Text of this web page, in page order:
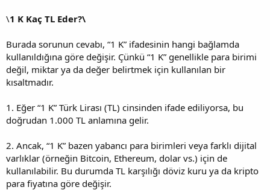
\1 K Kaç TL Eder?\
Burada sorunun cevabı, “1 K” ifadesinin hangi bağlamda
kullanıldığına göre değişir. Çünkü “1 K” genellikle para birimi
değil, miktar ya da değer belirtmek için kullanılan bir
kısaltmadır.
1. Eğer “1 K” Türk Lirası (TL) cinsinden ifade ediliyorsa, bu
doğrudan 1.000 TL anlamına gelir.
2. Ancak, “1 K” bazen yabancı para birimleri veya farklı dijital
varlıklar (örneğin Bitcoin, Ethereum, dolar vs.) için de
kullanılabilir. Bu durumda TL karşılığı döviz kuru ya da kripto
para fiyatına göre değişir.